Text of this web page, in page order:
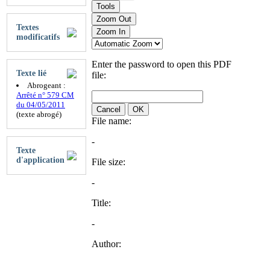
Textes
modificatifs
Texte lié
Abrogeant :
Arrêté n° 579 CM
du 04/05/2011
(texte abrogé)
Texte
d'application
Tools
Zoom Out
Zoom In
Enter the password to open this PDF
file:
Cancel OK
File name:
-
File size:
-
Title:
-
Author: